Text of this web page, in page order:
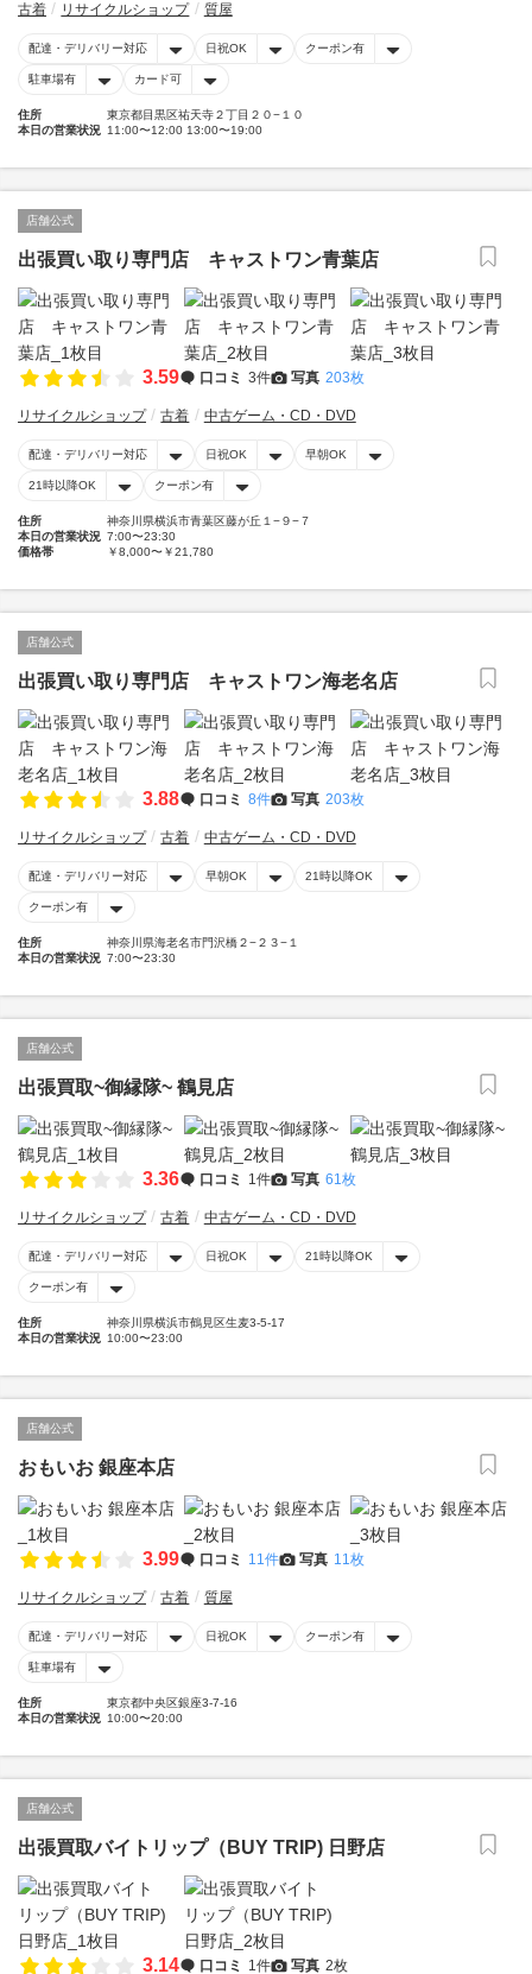
古着 リサイクルショップ 質屋
配達・デリバリー対応 日祝OK クーポン有
駐車場有 カード可
住所
東京都目黒区祐天寺２丁目２０−１０
本日の営業状況 11:00〜12:00 13:00〜19:00
店舗公式
出張買い取り専門店 キャストワン青葉店
3.59 口コミ 3件 写真 203枚
リサイクルショップ 古着 中古ゲーム・CD・DVD
配達・デリバリー対応 日祝OK 早朝OK
21時以降OK クーポン有
住所
神奈川県横浜市青葉区藤が丘１−９−７
本日の営業状況 7:00〜23:30
価格帯
￥8,000〜￥21,780
店舗公式
出張買い取り専門店 キャストワン海老名店
3.88 口コミ 8件 写真 203枚
リサイクルショップ 古着 中古ゲーム・CD・DVD
配達・デリバリー対応 早朝OK 21時以降OK
クーポン有
住所
神奈川県海老名市門沢橋２−２３−１
本日の営業状況 7:00〜23:30
店舗公式
出張買取~御縁隊~ 鶴見店
3.36 口コミ 1件 写真 61枚
リサイクルショップ 古着 中古ゲーム・CD・DVD
配達・デリバリー対応 日祝OK 21時以降OK
クーポン有
住所
神奈川県横浜市鶴見区生麦3-5-17
本日の営業状況 10:00〜23:00
店舗公式
おもいお 銀座本店
3.99 口コミ 11件 写真 11枚
リサイクルショップ 古着 質屋
配達・デリバリー対応 日祝OK クーポン有
駐車場有
住所
東京都中央区銀座3-7-16
本日の営業状況 10:00〜20:00
店舗公式
出張買取バイトリップ（BUY TRIP) 日野店
3.14 口コミ 1件 写真 2枚